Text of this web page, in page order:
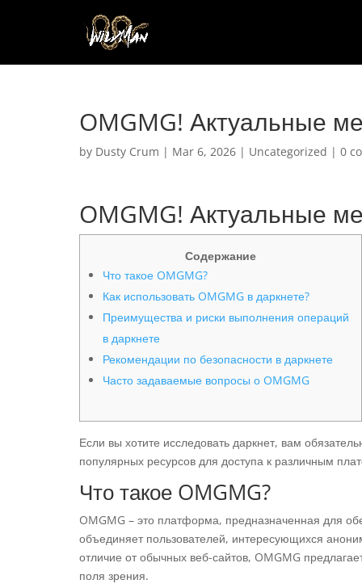
OMGMG! Актуальные
by Dusty Crum | Mar 6, 2026 | Uncategorized | 0
OMGMG! Актуальные
Содержание
Что такое OMGMG?
Как использовать OMGMG в даркнете?
Преимущества и риски выполнения операций
в даркнете
Рекомендации по безопасности в даркнете
Часто задаваемые вопросы о OMGMG
Если вы хотите исследовать даркнет, вам
популярных ресурсов для доступа к различным
Что такое OMGMG?
OMGMG – это платформа, предназначенная для
объединяет пользователей, интересующихся
отличие от обычных веб-сайтов, OMGMG
поля зрения.